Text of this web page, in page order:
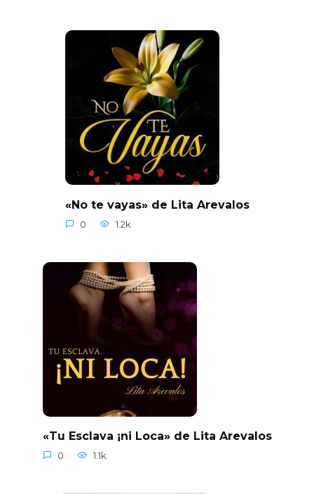
«No te vayas» de Lita Arevalos
0 1.2k.
«Tu Esclava ¡ni Loca» de Lita Arevalos
0 1.1k.